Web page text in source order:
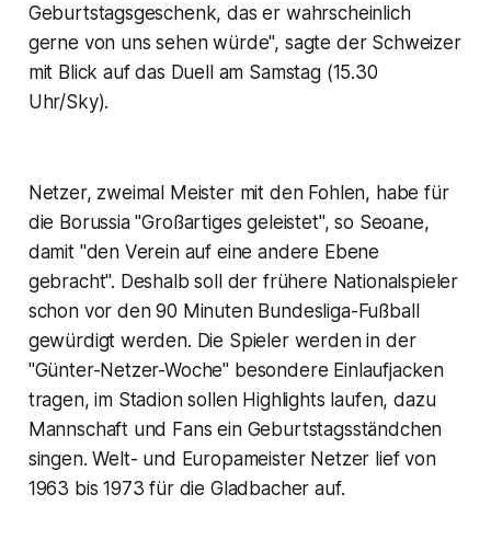
Geburtstagsgeschenk, das er wahrscheinlich
gerne von uns sehen würde", sagte der Schweizer
mit Blick auf das Duell am Samstag (15.30
Uhr/Sky).
Netzer, zweimal Meister mit den Fohlen, habe für
die Borussia "Großartiges geleistet", so Seoane,
damit "den Verein auf eine andere Ebene
gebracht". Deshalb soll der frühere Nationalspieler
schon vor den 90 Minuten Bundesliga-Fußball
gewürdigt werden. Die Spieler werden in der
"Günter-Netzer-Woche" besondere Einlaufjacken
tragen, im Stadion sollen Highlights laufen, dazu
Mannschaft und Fans ein Geburtstagsständchen
singen. Welt- und Europameister Netzer lief von
1963 bis 1973 für die Gladbacher auf.